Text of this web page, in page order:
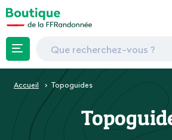
Accueil Topoguides